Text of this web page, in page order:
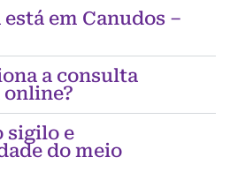
em Canudos –
a consulta
sigilo e
do meio